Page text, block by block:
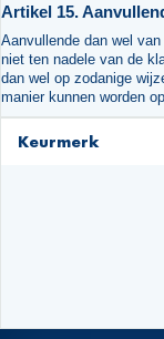
Artikel 15.
Aanvullende dan wel
niet ten nadele van de
dan wel op zodanige
manier kunnen worden
Keurmerk